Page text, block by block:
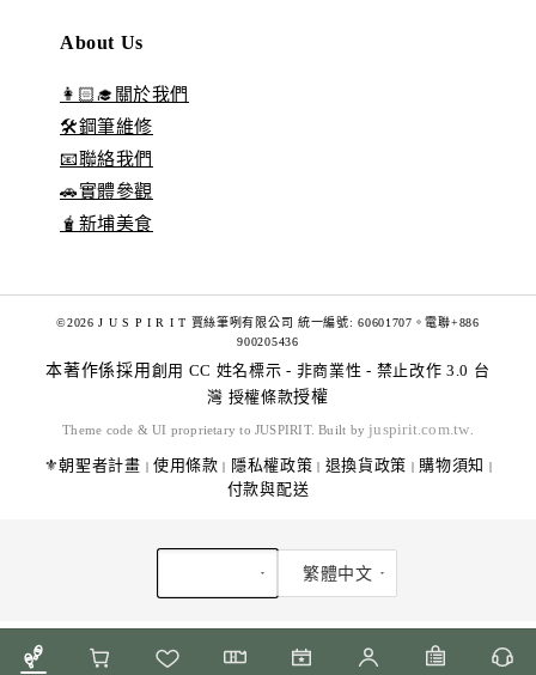
About Us
👩🏻‍🎓關於我們
🛠️鋼筆維修
📧聯絡我們
🚗實體參觀
🧋新埔美食
©2026 J U S P I R I T 賈絲筆咧有限公司 統一編號: 60601707。電聯+886
900205436
本著作係採用 創用 CC 姓名標示 - 非商業性 - 禁止改作 3.0 台
灣 授權條款授權
Theme code & UI proprietary to JUSPIRIT. Built by juspirit.com.tw
⚜️朝聖者計畫 | 使用條款 | 隱私權政策 | 退換貨政策 | 購物須知 |
付款與配送